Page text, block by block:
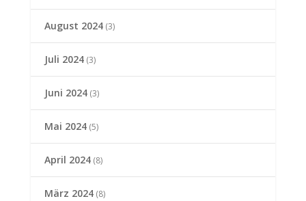
August 2024(3)
Juli 2024(3)
Juni 2024(3)
Mai 2024(5)
April 2024(8)
März 2024(8)